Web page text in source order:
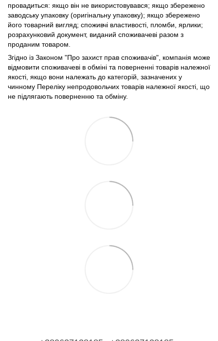
провадиться: якщо він не використовувався; якщо збережено
заводську упаковку (оригінальну упаковку); якщо збережено
його товарний вигляд; споживчі властивості, пломби, ярлики;
розрахунковий документ, виданий споживачеві разом з
проданим товаром.
Згідно із Законом "Про захист прав споживачів", компанія може
відмовити споживачеві в обміні та поверненні товарів належної
якості, якщо вони належать до категорій, зазначених у
чинному Переліку непродовольчих товарів належної якості, що
не підлягають поверненню та обміну.